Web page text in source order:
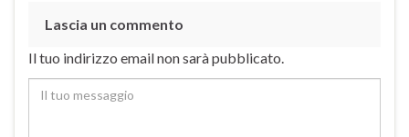
Lascia un commento
Il tuo indirizzo email non sarà pubblicato.